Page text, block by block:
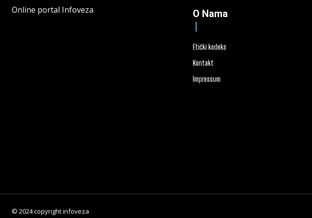
Online portal Infoveza O Nama
Etički kodeks
Kontakt
Impressum
© 2024 copyright infoveza